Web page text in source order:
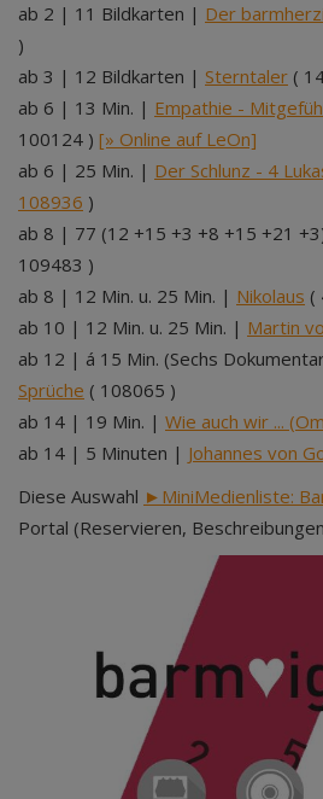
ab 2 | 11 Bildkarten | Der
)
ab 3 | 12 Bildkarten | Sterntaler (
ab 6 | 13 Min. | Empathie -
100124 ) [» Online auf LeOn]
ab 6 | 25 Min. | Der Schlunz - 4
108936 )
ab 8 | 77 (12 +15 +3 +8 +15 +21
109483 )
ab 8 | 12 Min. u. 25 Min. | Nikolaus (
ab 10 | 12 Min. u. 25 Min. | Martin
ab 12 | á 15 Min. (Sechs
Sprüche ( 108065 )
ab 14 | 19 Min. | Wie auch wir ...
ab 14 | 5 Minuten | Johannes von
Diese Auswahl ►MiniMedienliste:
Portal (Reservieren,